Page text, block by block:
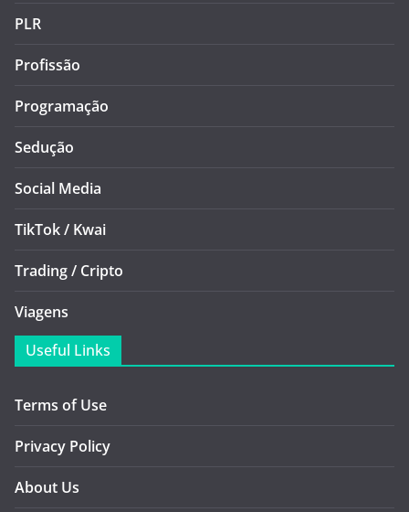
PLR
Profissão
Programação
Sedução
Social Media
TikTok / Kwai
Trading / Cripto
Viagens
Useful Links
Terms of Use
Privacy Policy
About Us